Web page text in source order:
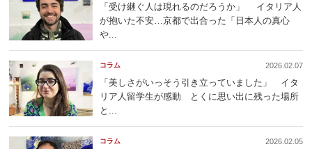
「受け継ぐ人は現れるのだろうか」 イタリア人
が抱いた不安…京都で出合った「日本人の真心
や...
コラム 2026.02.07
「美しさがいっそう引き立っていました」 イタ
リア人留学生が感動 とくに思い出に残った場所
と...
コラム 2026.02.05